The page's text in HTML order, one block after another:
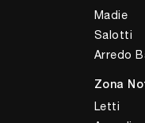
Madie
Salotti
Arredo
Zona
Letti